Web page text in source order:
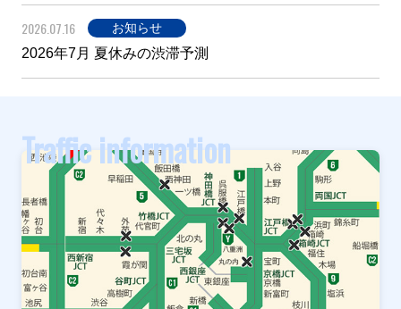
2026.07.16 お知らせ
2026年7月 夏休みの渋滞予測
Traffic information